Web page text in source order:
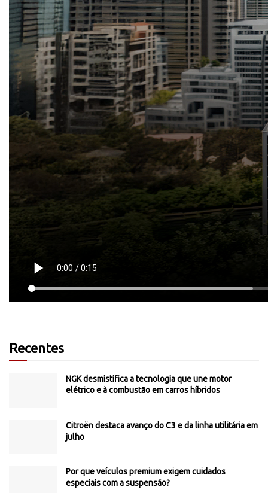
Recentes
NGK desmistifica a tecnologia que une motor
elétrico e à combustão em carros híbridos
Citroën destaca avanço do C3 e da linha utilitária em
julho
Por que veículos premium exigem cuidados
especiais com a suspensão?